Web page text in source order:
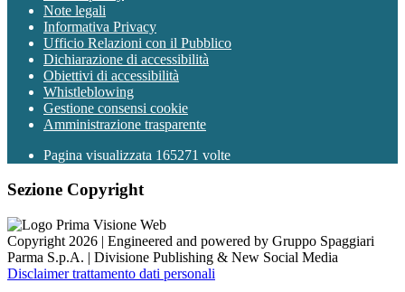
Note legali
Informativa Privacy
Ufficio Relazioni con il Pubblico
Dichiarazione di accessibilità
Obiettivi di accessibilità
Whistleblowing
Gestione consensi cookie
Amministrazione trasparente
Pagina visualizzata 165271 volte
Sezione Copyright
Copyright 2026 | Engineered and powered by Gruppo Spaggiari
Parma S.p.A. | Divisione Publishing & New Social Media
Disclaimer trattamento dati personali